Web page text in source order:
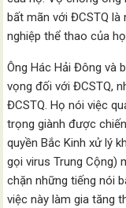
bất mãn với ĐCSTQ
nghiệp thể thao của
Ông Hác Hải Đông và
vọng đối với ĐCSTQ,
ĐCSTQ. Họ nói việc
trọng giành được
quyền Bắc Kinh xử lý
gọi virus Trung Cộng)
chặn những tiếng nói
việc này làm gia tăng